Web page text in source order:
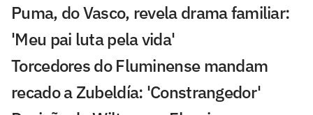
Puma, do Vasco, revela drama familiar:
'Meu pai luta pela vida'
Torcedores do Fluminense mandam
recado a Zubeldía: 'Constrangedor'